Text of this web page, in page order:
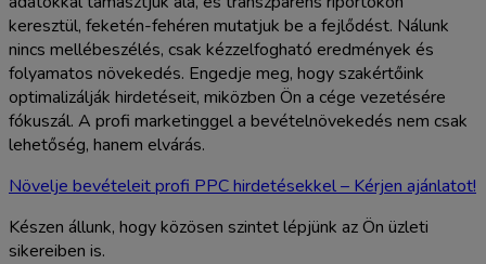
keresztül, feketén-fehéren mutatjuk be a fejlődést. Nálunk
nincs mellébeszélés, csak kézzelfogható eredmények és
folyamatos növekedés. Engedje meg, hogy szakértőink
optimalizálják hirdetéseit, miközben Ön a cége vezetésére
fókuszál. A profi marketinggel a bevételnövekedés nem csak
lehetőség, hanem elvárás.
Növelje bevételeit profi PPC hirdetésekkel – Kérjen ajánlatot!
Készen állunk, hogy közösen szintet lépjünk az Ön üzleti
sikereiben is.